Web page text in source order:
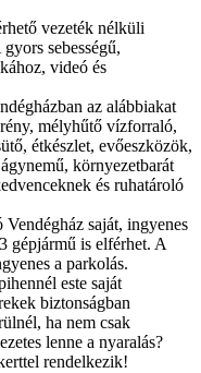
vezeték nélküli
sebességű,
videó és
az alábbiakat
mélyhűtő vízforraló,
étkészlet, evőeszközök,
környezetbarát
és ruhatároló
saját, ingyenes
gépjármű is elférhet. A
a parkolás.
este saját
biztonságban
ha nem csak
lenne a nyaralás?
rendelkezik!